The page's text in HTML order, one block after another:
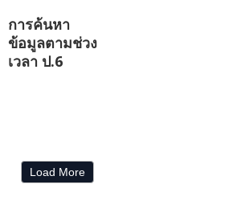
การค้นหา
ข้อมูลตามช่วง
เวลา ป.6
Load More